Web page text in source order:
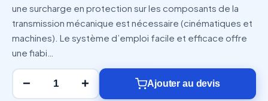
une surcharge en protection sur les composants de la
transmission mécanique est nécessaire (cinématiques et
machines). Le système d’emploi facile et efficace offre
une fiabi…
− + Ajouter au devis